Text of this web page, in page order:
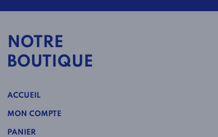
NOTRE
BOUTIQUE
ACCUEIL
MON COMPTE
PANIER